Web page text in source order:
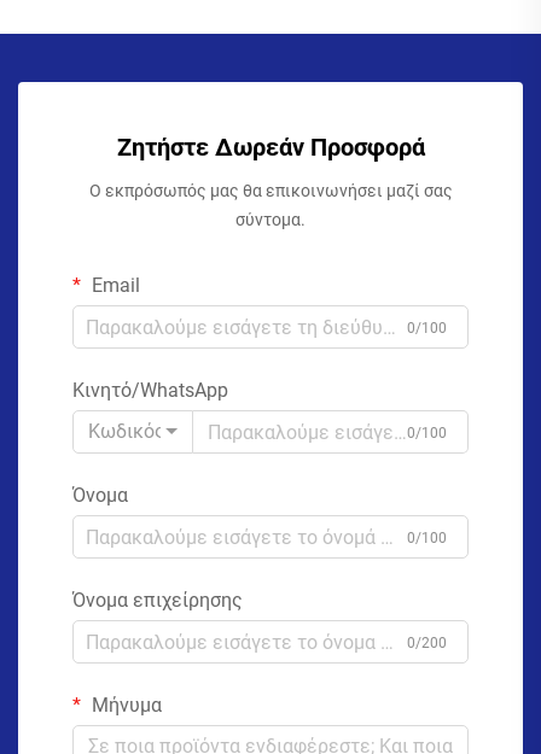
Ζητήστε Δωρεάν Προσφορά
Ο εκπρόσωπός μας θα επικοινωνήσει μαζί σας
σύντομα.
Email
0/100
Κινητό/WhatsApp
Κωδικός
0/100
Όνομα
0/100
Όνομα επιχείρησης
0/200
Μήνυμα